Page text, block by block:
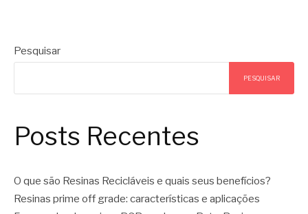
Pesquisar
PESQUISAR
Posts Recentes
O que são Resinas Recicláveis e quais seus benefícios?
Resinas prime off grade: características e aplicações